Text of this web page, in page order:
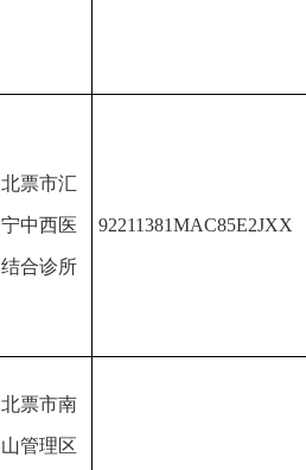
北票市汇
宁中西医
结合诊所
92211381MAC85E2JXX
北票市南
山管理区